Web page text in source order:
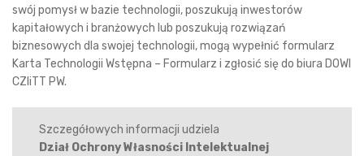
swój pomysł w bazie technologii, poszukują inwestorów
kapitałowych i branżowych lub poszukują rozwiązań
biznesowych dla swojej technologii, mogą wypełnić formularz
Karta Technologii Wstępna – Formularz i zgłosić się do biura DOWI
CZIiTT PW.
Szczegółowych informacji udziela
Dział Ochrony Własności Intelektualnej